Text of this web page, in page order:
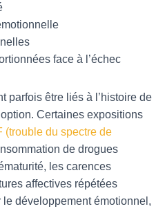
face à l’échec
parfois être liés à l’histoire de
Certaines expositions
(trouble du spectre de
de drogues
les carences
affectives répétées
développement émotionnel,